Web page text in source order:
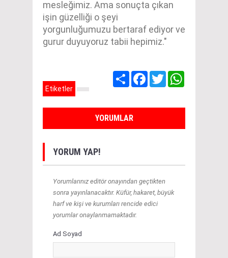
mesleğimiz. Ama sonuçta çıkan
işin güzelliği o şeyi
yorgunluğumuzu bertaraf ediyor ve
gurur duyuyoruz tabii hepimiz."
Share Facebook
Twitter
Etiketler
YORUMLAR
YORUM YAP!
Yorumlarınız editör onayından geçtikten
sonra yayınlanacaktır. Küfür, hakaret, büyük
harf ve kişi ve kurumları rencide edici
yorumlar onaylanmamaktadır.
Ad Soyad